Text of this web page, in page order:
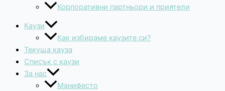
Корпоративни партньори и приятели
Каузи
Как избираме каузите си?
Текуща кауза
Списък с каузи
За нас
Манифесто